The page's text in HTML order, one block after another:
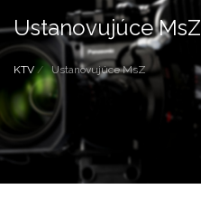
Ustanovujúce MsZ
KTV Ustanovujúce MsZ